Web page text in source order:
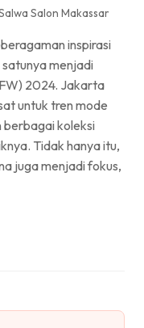
Salon Makassar
inspirasi
menjadi
2024. Jakarta
untuk tren mode
berbagai koleksi
Tidak hanya itu,
juga menjadi fokus,